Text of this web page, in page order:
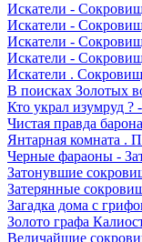
Искатели -
Искатели -
Искатели -
Искатели -
Искатели .
В поисках Золотых
Кто украл изумруд ?
Чистая правда
Янтарная комната .
Черные фараоны -
Затонувшие
Затерянные
Загадка дома с
Золото графа
Величайшие